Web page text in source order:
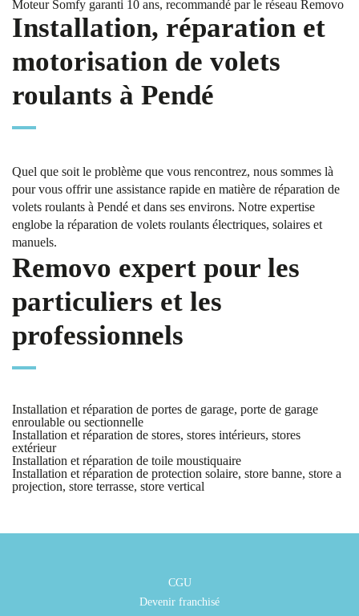
Moteur Somfy garanti 10 ans, recommandé par le réseau Removo
Installation, réparation et
motorisation de volets
roulants à Pendé
Quel que soit le problème que vous rencontrez, nous sommes là
pour vous offrir une assistance rapide en matière de réparation de
volets roulants à Pendé et dans ses environs. Notre expertise
englobe la réparation de volets roulants électriques, solaires et
manuels.
Removo expert pour les
particuliers et les
professionnels
Installation et réparation de portes de garage, porte de garage
enroulable ou sectionnelle
Installation et réparation de stores, stores intérieurs, stores
extérieur
Installation et réparation de toile moustiquaire
Installation et réparation de protection solaire, store banne, store a
projection, store terrasse, store vertical
CGU
Devenir franchisé